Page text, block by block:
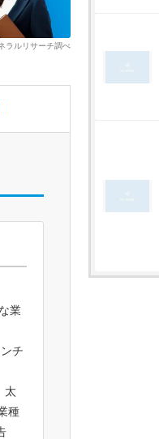
ラルリサーチ調べ
業
チ
太
種